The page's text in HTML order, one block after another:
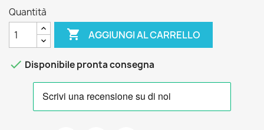
Quantità
 AGGIUNGI AL CARRELLO
 Disponibile pronta consegna